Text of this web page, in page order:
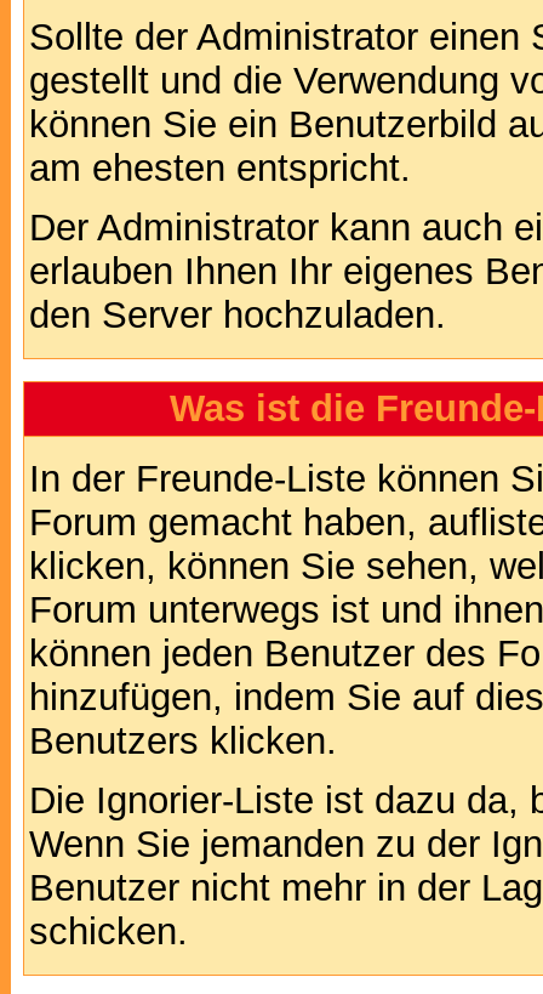
Sollte der Administrator einen
gestellt und die Verwendung
können Sie ein Benutzerbild
am ehesten entspricht.
Der Administrator kann auch
erlauben Ihnen Ihr eigenes
den Server hochzuladen.
Was ist die
In der Freunde-Liste können
Forum gemacht haben,
klicken, können Sie sehen,
Forum unterwegs ist und
können jeden Benutzer des
hinzufügen, indem Sie auf
Benutzers klicken.
Die Ignorier-Liste ist dazu da,
Wenn Sie jemanden zu der
Benutzer nicht mehr in der
schicken.